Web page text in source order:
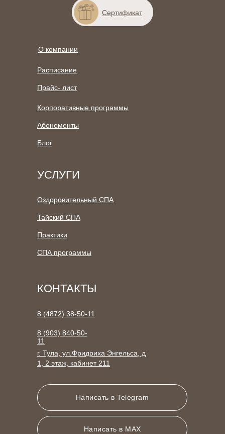
УСЛУГИ
СПА программы
Блог
Прайс- лист
г. Тула, ул.Фридриха Энгельса, д
1, 2 этаж, кабинет 211
КОНТАКТЫ
8 (903) 840-50-
11
8 (4872) 38-50-11
Расписание
О компании
Написать в Telegram
Написать в MAX
Абонементы
Корпоративные программы
Оздоровительный СПА
Практики
Тайский СПА
Сертификат